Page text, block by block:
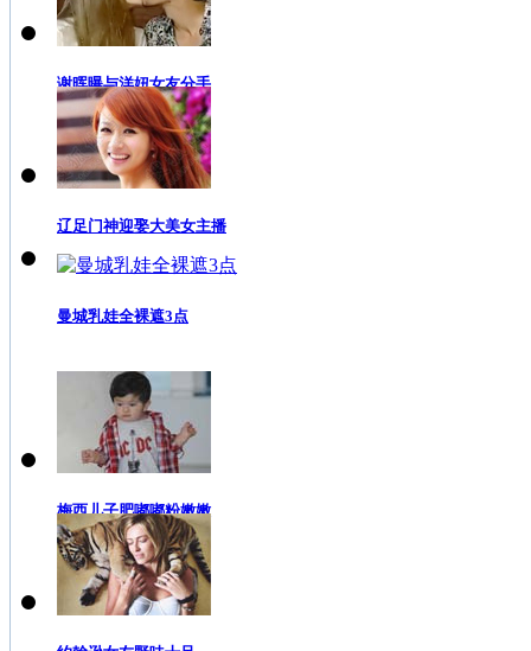
谢晖曝与洋妞女友分手
辽足门神迎娶大美女主播
曼城乳娃全裸遮3点
梅西儿子肥嘟嘟粉嫩嫩